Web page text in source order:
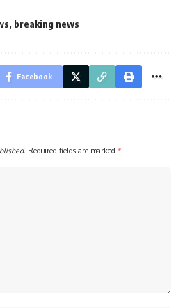
, breaking news
Facebook
Required fields are marked *